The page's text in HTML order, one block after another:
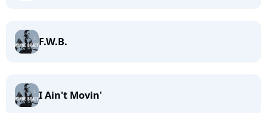
F.W.B.
I Ain't Movin'